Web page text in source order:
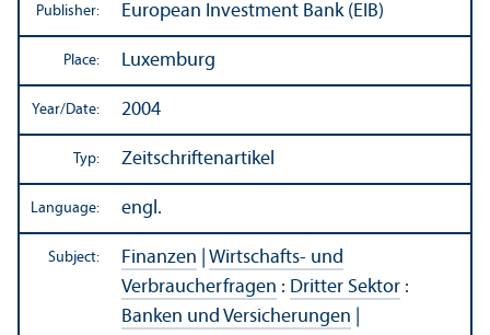
Publisher: European Investment Bank (EIB)
Place: Luxemburg
Year/Date: 2004
Typ: Zeitschriftenartikel
Language: engl.
Subject: Finanzen
Wirtschafts- und
Verbraucherfragen : Dritter Sektor :
Banken und Versicherungen